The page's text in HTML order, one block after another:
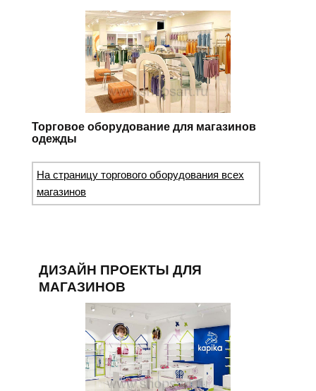
Торговое оборудование для магазинов
одежды
На страницу торгового оборудования всех
магазинов
ДИЗАЙН ПРОЕКТЫ ДЛЯ
МАГАЗИНОВ